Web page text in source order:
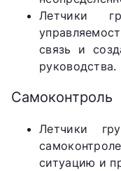
Летчики
связь и
руководства.
Самоконтроль
Летчики
ситуацию и